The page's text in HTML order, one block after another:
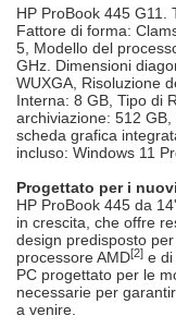
HP ProBook 445 G11.
Fattore di forma:
5, Modello del
GHz. Dimensioni
WUXGA, Risoluzione
Interna: 8 GB, Tipo di
archiviazione: 512
scheda grafica
incluso: Windows 11
Progettato per i
HP ProBook 445 da
in crescita, che offre
design predisposto
processore AMD[2] e di
PC progettato per le
necessarie per
a venire.